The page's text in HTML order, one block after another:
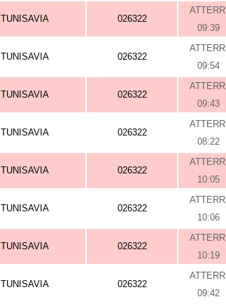
TUNISAVIA 026322
ATTERRI
09:39
TUNISAVIA 026322
ATTERRI
09:54
TUNISAVIA 026322
ATTERRI
09:43
TUNISAVIA 026322
ATTERRI
08:22
TUNISAVIA 026322
ATTERRI
10:05
TUNISAVIA 026322
ATTERRI
10:06
TUNISAVIA 026322
ATTERRI
10:19
TUNISAVIA 026322
ATTERRI
09:42